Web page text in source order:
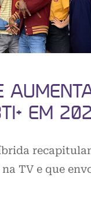
EM
TV e que